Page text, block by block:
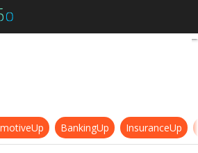
Competenze per l’AI: quali sono
BankingUp InsuranceUp